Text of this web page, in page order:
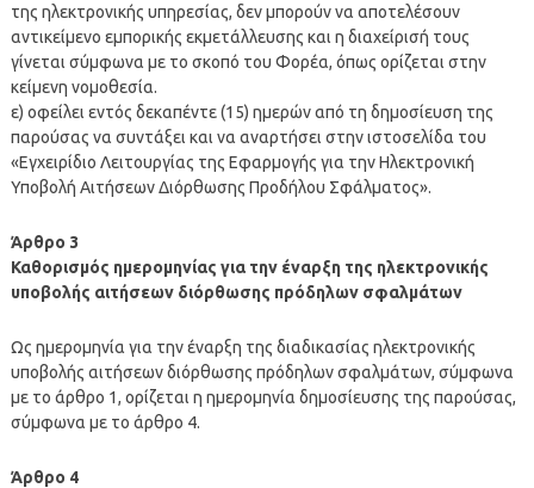
της ηλεκτρονικής υπηρεσίας, δεν μπορούν να αποτελέσουν
αντικείμενο εμπορικής εκμετάλλευσης και η διαχείρισή τους
γίνεται σύμφωνα με το σκοπό του Φορέα, όπως ορίζεται στην
κείμενη νομοθεσία.
ε) οφείλει εντός δεκαπέντε (15) ημερών από τη δημοσίευση της
παρούσας να συντάξει και να αναρτήσει στην ιστοσελίδα του
«Εγχειρίδιο Λειτουργίας της Εφαρμογής για την Ηλεκτρονική
Υποβολή Αιτήσεων Διόρθωσης Προδήλου Σφάλματος».
Άρθρο 3
Καθορισμός ημερομηνίας για την έναρξη της ηλεκτρονικής
υποβολής αιτήσεων διόρθωσης πρόδηλων σφαλμάτων
Ως ημερομηνία για την έναρξη της διαδικασίας ηλεκτρονικής
υποβολής αιτήσεων διόρθωσης πρόδηλων σφαλμάτων, σύμφωνα
με το άρθρο 1, ορίζεται η ημερομηνία δημοσίευσης της παρούσας,
σύμφωνα με το άρθρο 4.
Άρθρο 4